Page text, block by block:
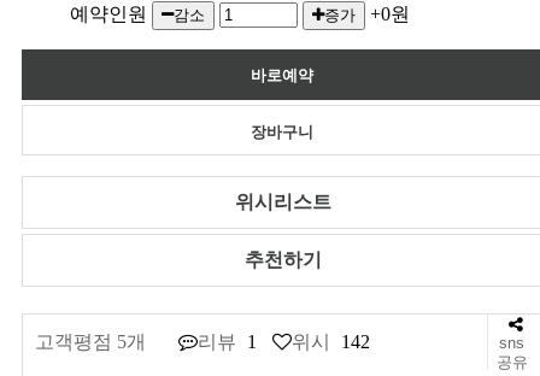
예약인원 감소 증가 +0원
위시리스트
추천하기
고객평점 5개 리뷰 1 위시 142
sns
공유